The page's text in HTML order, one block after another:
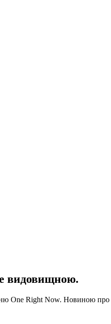
видовищною.
One Right Now. Новиною про